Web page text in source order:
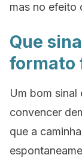
mas no efeito
Que
formato
Um bom
convencer
que a